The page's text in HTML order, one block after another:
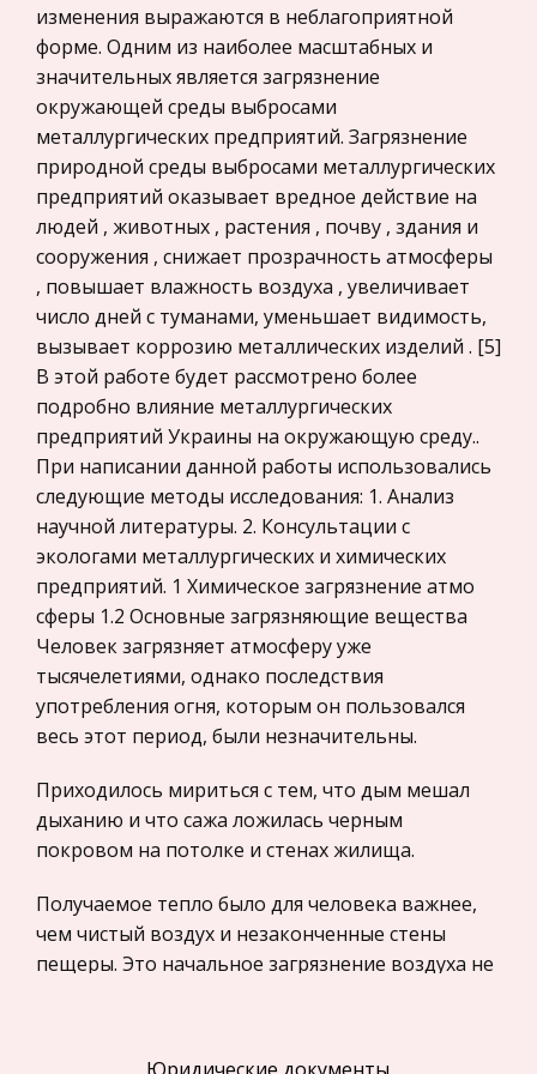
Гражданское право
Гражданское процессуальное право
Законодательство и право
Прокурорский надзор
Геология
Административное право
Историческая личность
Банковское дело и кредитование
Архитектура
Искусство
Конституционное (государственное) право
России
Экономико-математическое
моделирование
Компьютеры и периферийные устройства
Астрономия
Программное обеспечение
Разное
право
Налоговое право
Компьютеры, Программирование
История экономических учений
Цели, функции и задачи коммерческой службы
хозяйстве
Духовная культура народов Сибири
Безусловно, что па эти вопросы должен быть
только отрицательный ответ. Мне, как
будущему академику и специалисту необходимо
знать историю своих предков прежде всего
потому, что знание нашей сибирской
Биоэтика: проблема взаимоотношения с
биологией, философией, этикой, психологией,
медицинской деонтологией и правом
Формирование и развитие биоэтики связано с
процессом трансформации традиционной
этики вообще, медицинской и биологической
этики в частности. Оно обусловлено, прежде
всего, резко усиливающимся внимание
изменения выражаются в неблагоприятной
форме. Одним из наиболее масштабных и
значительных является загрязнение
окружающей среды выбросами
металлургических предприятий. Загрязнение
природной среды выбросами металлургических
предприятий оказывает вредное действие на
людей , животных , растения , почву , здания и
сооружения , снижает прозрачность атмосферы
, повышает влажность воздуха , увеличивает
число дней с туманами, уменьшает видимость,
вызывает коррозию металлических изделий . [5]
В этой работе будет рассмотрено более
подробно влияние металлургических
предприятий Украины на окружающую среду..
При написании данной работы использовались
следующие методы исследования: 1. Анализ
научной литературы. 2. Консультации с
экологами металлургических и химических
предприятий. 1 Химическое загрязнение атмо
сферы 1.2 Основные загрязняющие вещества
Человек загрязняет атмосферу уже
тысячелетиями, однако последствия
употребления огня, которым он пользовался
весь этот период, были незначительны.
Приходилось мириться с тем, что дым мешал
дыханию и что сажа ложилась черным
покровом на потолке и стенах жилища.
Получаемое тепло было для человека важнее,
чем чистый воздух и незаконченные стены
пещеры. Это начальное загрязнение воздуха не